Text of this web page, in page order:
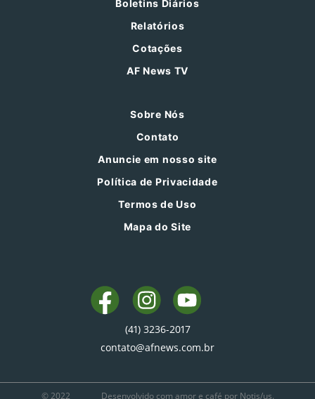
Boletins Diários
Relatórios
Cotações
AF News TV
Sobre Nós
Contato
Anuncie em nosso site
Política de Privacidade
Termos de Uso
Mapa do Site
(41) 3236-2017
contato@afnews.com.br
© 2022 Desenvolvido com amor e café por Notis/us.